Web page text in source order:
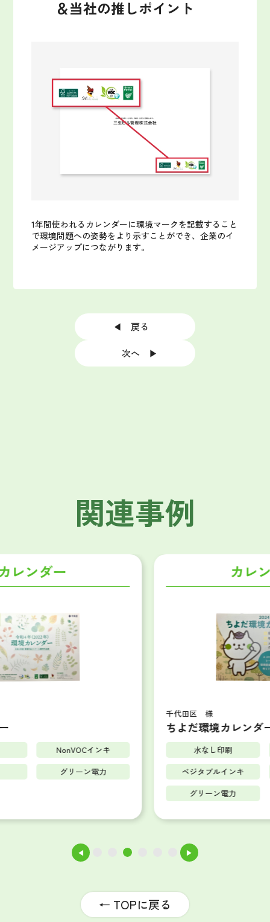
＆当社の推しポイント
1年間使われるカレンダーに環境マークを記載すること
で環境問題への姿勢をより示すことができ、企業のイ
メージアップにつながります。
◀ 戻る
次へ ▶
関連事例
水なし印刷
NonVOCインキ
ベジタブルインキ
FSC
◀ ▶
3
← TOPに戻る